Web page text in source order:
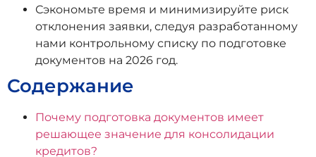
Сэкономьте время и минимизируйте риск
отклонения заявки, следуя разработанному
нами контрольному списку по подготовке
документов на 2026 год.
Содержание
Почему подготовка документов имеет
решающее значение для консолидации
кредитов?